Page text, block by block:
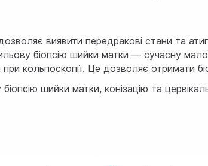
виявити передракові стани та
біопсію шийки матки — сучасну
кольпоскопії. Це дозволяє отримати
шийки матки, конізацію та